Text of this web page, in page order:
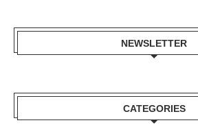
NEWSLETTER
CATEGORIES